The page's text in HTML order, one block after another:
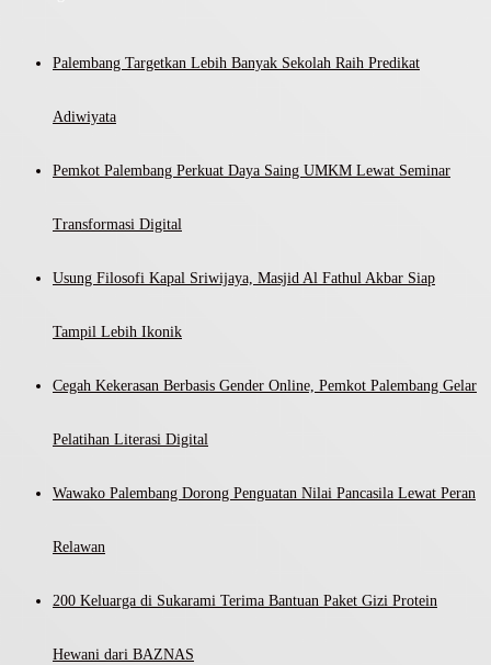
Palembang Targetkan Lebih Banyak Sekolah Raih Predikat
Adiwiyata
Pemkot Palembang Perkuat Daya Saing UMKM Lewat Seminar
Transformasi Digital
Usung Filosofi Kapal Sriwijaya, Masjid Al Fathul Akbar Siap
Tampil Lebih Ikonik
Cegah Kekerasan Berbasis Gender Online, Pemkot Palembang Gelar
Pelatihan Literasi Digital
Wawako Palembang Dorong Penguatan Nilai Pancasila Lewat Peran
Relawan
200 Keluarga di Sukarami Terima Bantuan Paket Gizi Protein
Hewani dari BAZNAS